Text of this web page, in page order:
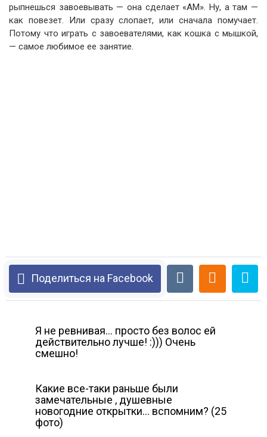
рыпнешься завоевывать — она сделает «АМ». Ну, а там —
как повезет. Или сразу слопает, или сначала помучает.
Потому что играть с завоевателями, как кошка с мышкой,
— самое любимое ее занятие.
Поделиться на Facebook
Я не ревнивая… просто без волос ей
действительно лучше! :))) Очень
смешно!
Какие все-таки раньше были
замечательные , душевные
новогодние открытки… вспомним? (25
фото)